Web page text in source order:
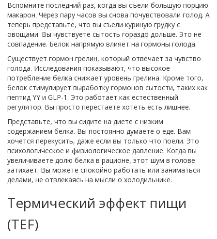
Вспомните последний раз, когда вы съели большую порцию
макарон. Через пару часов вы снова почувствовали голод. А
теперь представьте, что вы съели куриную грудку с
овощами. Вы чувствуете сытость гораздо дольше. Это не
совпадение. Белок напрямую влияет на гормоны голода.
Существует гормон грелин, который отвечает за чувство
голода. Исследования показывают, что высокое
потребление белка снижает уровень грелина. Кроме того,
белок стимулирует выработку гормонов сытости, таких как
пептид YY и GLP-1. Это работает как естественный
регулятор. Вы просто перестаете хотеть есть лишнее.
Представьте, что вы сидите на диете с низким
содержанием белка. Вы постоянно думаете о еде. Вам
хочется перекусить, даже если вы только что поели. Это
психологическое и физиологическое давление. Когда вы
увеличиваете долю белка в рационе, этот шум в голове
затихает. Вы можете спокойно работать или заниматься
делами, не отвлекаясь на мысли о холодильнике.
Термический эффект пищи
(TEF)